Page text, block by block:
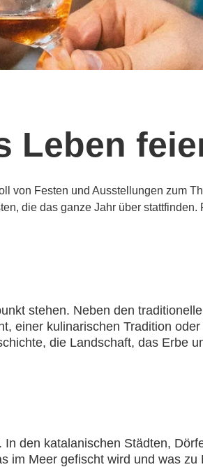
Leben
von Festen und Ausstellungen zum
die das ganze Jahr über stattfinden.
stehen. Neben den
einer kulinarischen Tradition
die Landschaft, das Erbe
den katalanischen Städten,
im Meer gefischt wird und was zu